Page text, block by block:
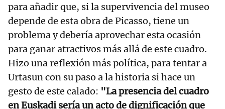
para añadir que, si la supervivencia del museo
depende de esta obra de Picasso, tiene un
problema y debería aprovechar esta ocasión
para ganar atractivos más allá de este cuadro.
Hizo una reflexión más política, para tentar a
Urtasun con su paso a la historia si hace un
gesto de este calado: "La presencia del cuadro
en Euskadi sería un acto de dignificación que